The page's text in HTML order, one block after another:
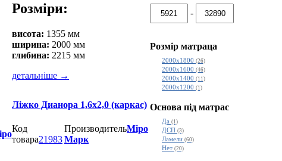
Розміри:
висота: 1355 мм
ширина: 2000 мм
глибина: 2215 мм
детальніше →
Ліжко Дианора 1,6х2,0 (каркас)
Код
товара21983
ПроизводительМіро
Марк
-
Розмір матраца
2000х1800 (26)
2000х1600 (46)
2000х1400 (11)
2000х1200 (1)
Основа під матрас
Да (1)
ДСП (3)
Ламели (60)
Нет (20)